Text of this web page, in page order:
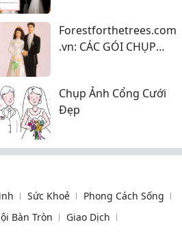
để mua cho em chồng
1 đôi giày
Forestforthetrees.com
.vn: CÁC GÓI CHỤP
Chụp Ảnh Cổng Cưới
Đẹp
Sức Khoẻ
Phong Cách Sống
Bàn Tròn
Giao Dịch